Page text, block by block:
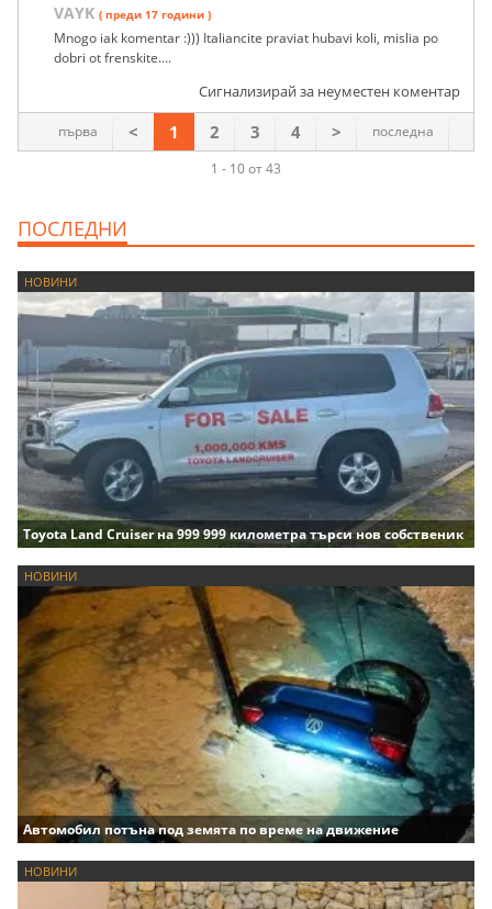
VAYK ( преди 17 години )
Mnogo iak komentar :))) Italiancite praviat hubavi koli, mislia po
dobri ot frenskite....
Сигнализирай за неуместен коментар
1 - 10 от 43
първа < 1 2 3 4 > последна
ПОСЛЕДНИ
НОВИНИ
Toyota Land Cruiser на 999 999 километра търси нов собственик
НОВИНИ
Автомобил потъна под земята по време на движение
НОВИНИ